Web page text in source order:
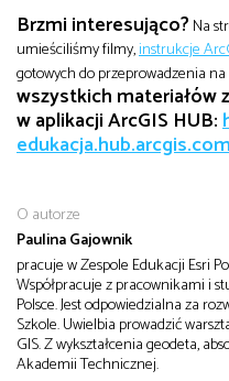
Brzmi interesująco? Na
umieściliśmy filmy,instrukcje
gotowych do przeprowadzenia
wszystkich materiałów
w aplikacji ArcGIS HUB:
O autorze
Paulina Gajownik
pracuje w Zespole Edukacji Esri
Współpracuje z pracownikami i
Polsce. Jest odpowiedzialna za
Szkole. Uwielbia prowadzić
GIS. Z wykształcenia geodeta,
Akademii Technicznej.